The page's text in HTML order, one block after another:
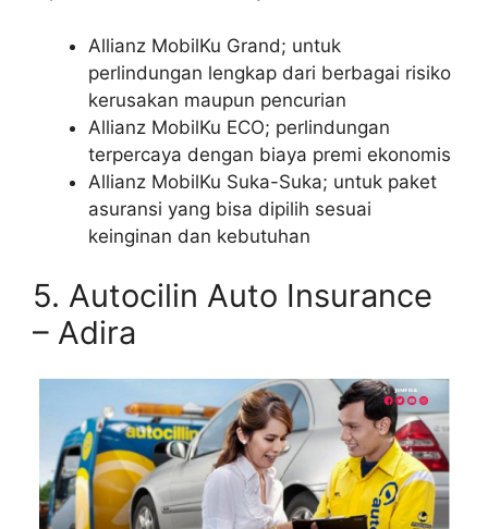
Allianz MobilKu Grand; untuk
perlindungan lengkap dari berbagai risiko
kerusakan maupun pencurian
Allianz MobilKu ECO; perlindungan
terpercaya dengan biaya premi ekonomis
Allianz MobilKu Suka-Suka; untuk paket
asuransi yang bisa dipilih sesuai
keinginan dan kebutuhan
5. Autocilin Auto Insurance
– Adira